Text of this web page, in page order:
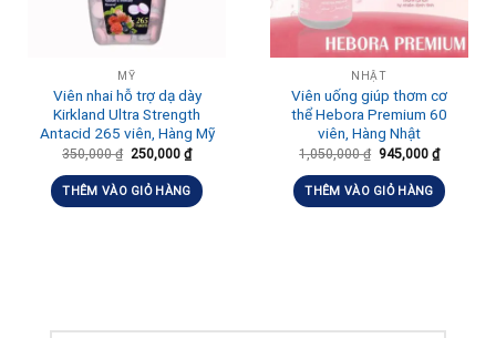
MỸ
Viên nhai hỗ trợ dạ dày
Kirkland Ultra Strength
Antacid 265 viên, Hàng Mỹ
350,000₫ 250,000 ₫
THÊM VÀO GIỎ HÀNG
NHẬT
Viên uống giúp thơm cơ
thể Hebora Premium 60
viên, Hàng Nhật
1,050,000₫ 945,000 ₫
THÊM VÀO GIỎ HÀNG